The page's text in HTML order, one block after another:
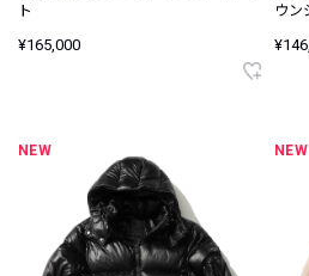
ト
¥165,000
ウン
NEW NEW